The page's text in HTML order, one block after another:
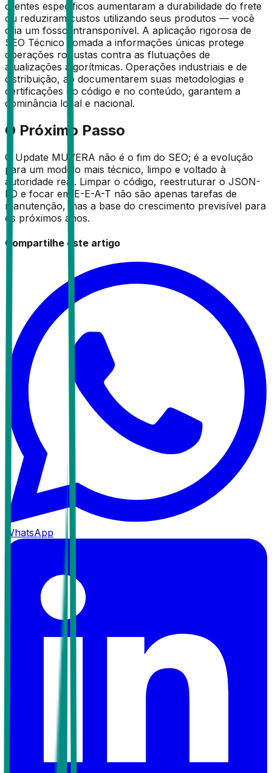
clientes específicos aumentaram a durabilidade do frete
ou reduziram custos utilizando seus produtos — você
cria um fosso intransponível. A aplicação rigorosa de
SEO Técnico somada a informações únicas protege
operações robustas contra as flutuações de
atualizações algorítmicas. Operações industriais e de
distribuição, ao documentarem suas metodologias e
certificações no código e no conteúdo, garantem a
dominância local e nacional.
O Próximo Passo
O Update MUVERA não é o fim do SEO; é a evolução
para um modelo mais técnico, limpo e voltado à
autoridade real. Limpar o código, reestruturar o JSON-
LD e focar em E-E-A-T não são apenas tarefas de
manutenção, mas a base do crescimento previsível para
os próximos anos.
Compartilhe este artigo
WhatsApp